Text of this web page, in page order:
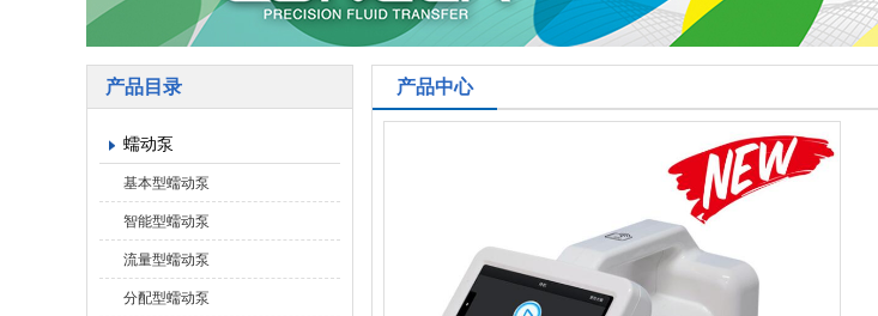
产品目录
蠕动泵
基本型蠕动泵
智能型蠕动泵
流量型蠕动泵
分配型蠕动泵
产品中心